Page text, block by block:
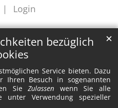
bezüglich
Service bieten. Dazu
Ihren Besuch in sogenannten
SieZulassen wenn Sie alle
unter Verwendung spezieller
✕
Login